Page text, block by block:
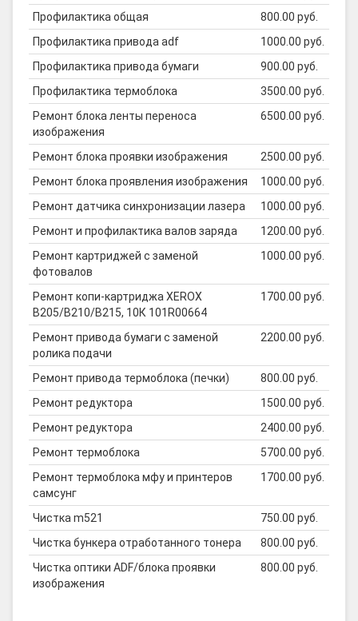
Профилактика общая
800.00 руб.
Профилактика привода adf
1000.00 руб.
Профилактика привода бумаги
900.00 руб.
Профилактика термоблока
3500.00 руб.
Ремонт блока ленты переноса
изображения
6500.00 руб.
Ремонт блока проявки изображения
2500.00 руб.
Ремонт блока проявления изображения
1000.00 руб.
Ремонт датчика синхронизации лазера
1000.00 руб.
Ремонт и профилактика валов заряда
1200.00 руб.
Ремонт картриджей с заменой
фотовалов
1000.00 руб.
Ремонт копи-картриджа XEROX
B205/B210/B215, 10К 101R00664
1700.00 руб.
Ремонт привода бумаги с заменой
ролика подачи
2200.00 руб.
Ремонт привода термоблока (печки)
800.00 руб.
Ремонт редуктора
1500.00 руб.
Ремонт редуктора
2400.00 руб.
Ремонт термоблока
5700.00 руб.
Ремонт термоблока мфу и принтеров
самсунг
1700.00 руб.
Чистка m521
750.00 руб.
Чистка бункера отработанного тонера
800.00 руб.
Чистка оптики ADF/блока проявки
изображения
800.00 руб.